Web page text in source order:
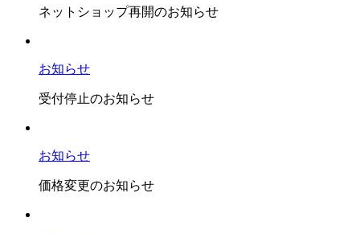
ネットショップ再開のお知らせ
お知らせ
受付停止のお知らせ
お知らせ
価格変更のお知らせ